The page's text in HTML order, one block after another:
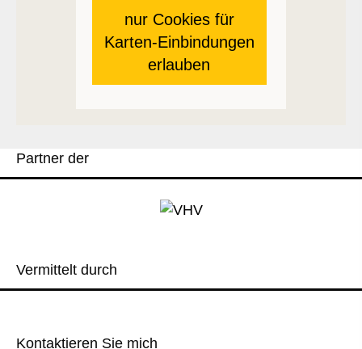
nur Cookies für
Karten-Einbindungen
erlauben
Partner der
Vermittelt durch
Kontaktieren Sie mich